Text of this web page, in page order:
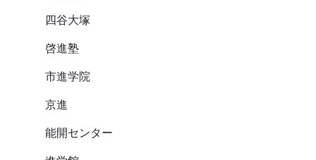
四谷大塚
啓進塾
市進学院
京進
能開センター